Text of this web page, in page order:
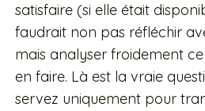
satisfaire (si elle était
faudrait non pas réfléchir
mais analyser froidement
en faire. Là est la vraie
servez uniquement pour